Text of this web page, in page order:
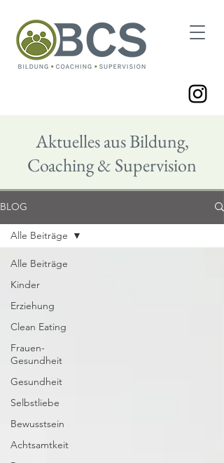
BLOG
Alle Beiträge
Kinder
Erziehung
Clean Eating
Frauen-
Gesundheit
Gesundheit
Selbstliebe
Bewusstsein
Achtsamtkeit
Alle Beiträge
Aktuelles aus Bildung,
Coaching & Supervision